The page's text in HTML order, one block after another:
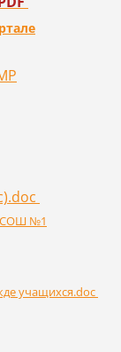
СОШ №1
учащихся.doc